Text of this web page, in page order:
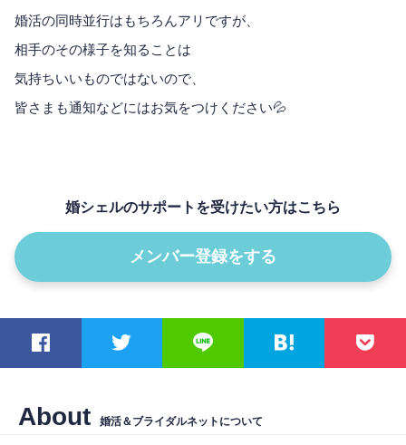
婚活の同時並行はもちろんアリですが、
相手のその様子を知ることは
気持ちいいものではないので、
皆さまも通知などにはお気をつけください💦
婚シェルのサポートを受けたい方はこちら
メンバー登録をする
About 婚活＆ブライダルネットについて